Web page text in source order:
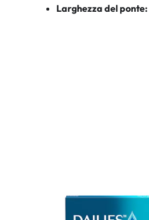
Larghezza del ponte: